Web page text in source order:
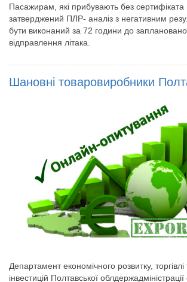
Пасажирам, які прибувають без
затверджений ПЛР- аналіз з негативним
бути виконаний за 72 години до
відправлення літака.
Шановні товаровиробники
Департамент економічного розвитку,
інвестицій Полтавської